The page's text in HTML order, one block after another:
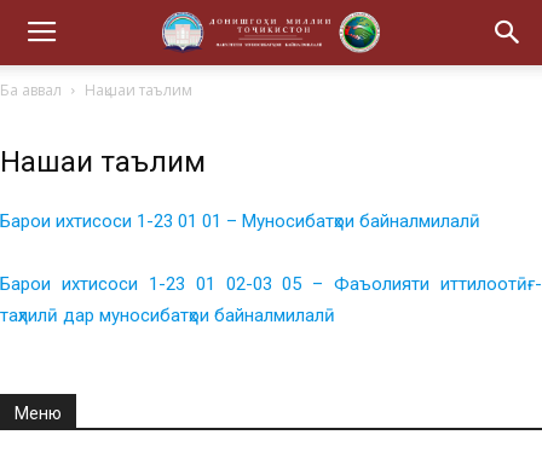
Ба аввал Нақшаи таълим
Нақшаи таълим
Барои ихтисоси 1-23 01 01 – Муносибатҳои байналмилалӣ
Барои ихтисоси 1-23 01 02-03 05 – Фаъолияти иттилоотӣғ-
таҳлилӣ дар муносибатҳои байналмилалӣ
Меню